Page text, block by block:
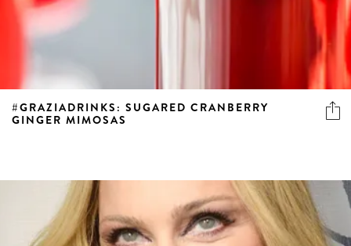
#GRAZIADRINKS: SUGARED CRANBERRY
GINGER MIMOSAS